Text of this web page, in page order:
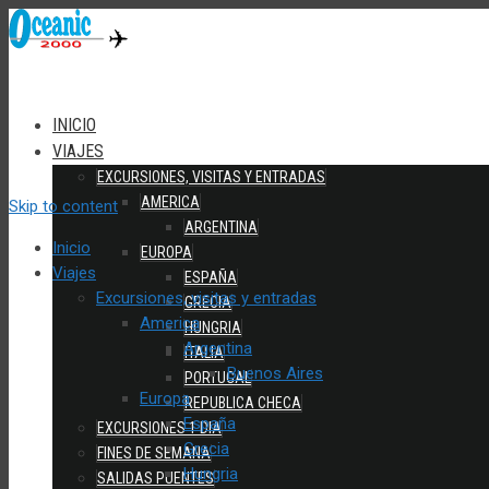
INICIO
VIAJES
EXCURSIONES, VISITAS Y ENTRADAS
AMERICA
ARGENTINA
EUROPA
ESPAÑA
GRECIA
HUNGRIA
ITALIA
PORTUGAL
REPUBLICA CHECA
EXCURSIONES 1 DIA
FINES DE SEMANA
SALIDAS PUENTES
Skip to content
Inicio
Viajes
Excursiones, visitas y entradas
America
Argentina
Buenos Aires
Europa
España
Grecia
Hungria